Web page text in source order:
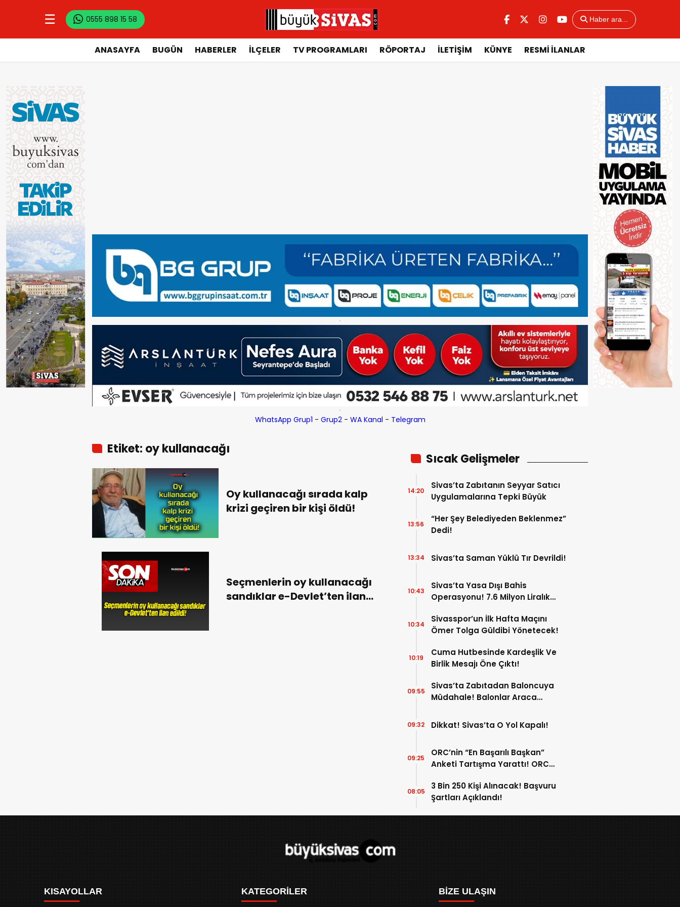
☰ 0555 898 15 58 Haber ara...
ANASAYFA BUGÜN HABERLER İLÇELER TV PROGRAMLARI RÖPORTAJ İLETİŞİM KÜNYE RESMİ İLANLAR
WhatsApp Grup1 - Grup2- WA Kanal - Telegram
Etiket: oy kullanacağı
Oy kullanacağı sırada kalp
krizi geçiren bir kişi öldü!
Seçmenlerin oy kullanacağı
sandıklar e-Devlet’ten ilan
Sıcak Gelişmeler
Sivas’ta Zabıtanın Seyyar Satıcı
Uygulamalarına Tepki Büyük
14:20
“Her Şey Belediyeden Beklenmez”
Dedi!
13:56
Sivas’ta Saman Yüklü Tır Devrildi!
13:34
Sivas’ta Yasa Dışı Bahis
Operasyonu! 7.6 Milyon Liralık
10:43
Sivasspor’un İlk Hafta Maçını
Ömer Tolga Güldibi Yönetecek!
10:34
Cuma Hutbesinde Kardeşlik Ve
Birlik Mesajı Öne Çıktı!
10:19
Sivas’ta Zabıtadan Baloncuya
Müdahale! Balonlar Araca
09:55
Dikkat! Sivas’ta O Yol Kapalı!
09:32
ORC’nin “En Başarılı Başkan”
Anketi Tartışma Yarattı! ORC
09:25
3 Bin 250 Kişi Alınacak! Başvuru
Şartları Açıklandı!
08:05
KISAYOLLAR KATEGORİLER BİZE ULAŞIN